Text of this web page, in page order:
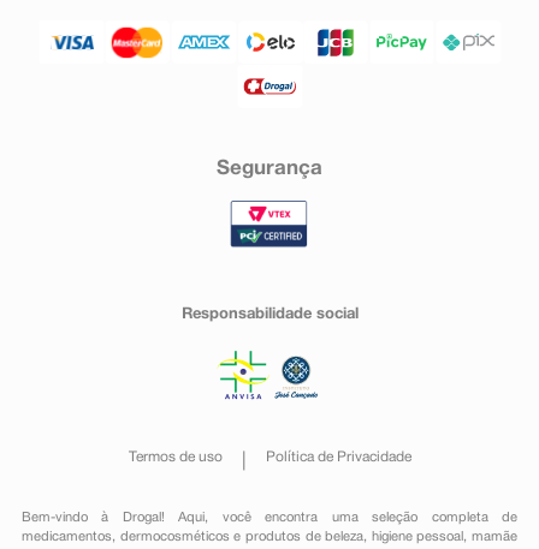
Segurança
Responsabilidade social
Termos de uso Política de Privacidade
Bem-vindo à Drogal! Aqui, você encontra uma seleção completa de
medicamentos , dermocosméticos e produtos de beleza, higiene pessoal ,mamãe